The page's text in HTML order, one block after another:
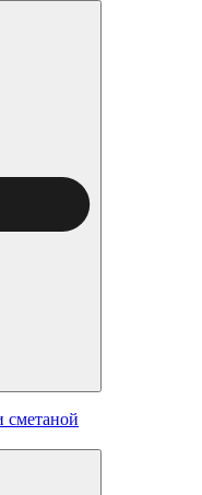
сметаной